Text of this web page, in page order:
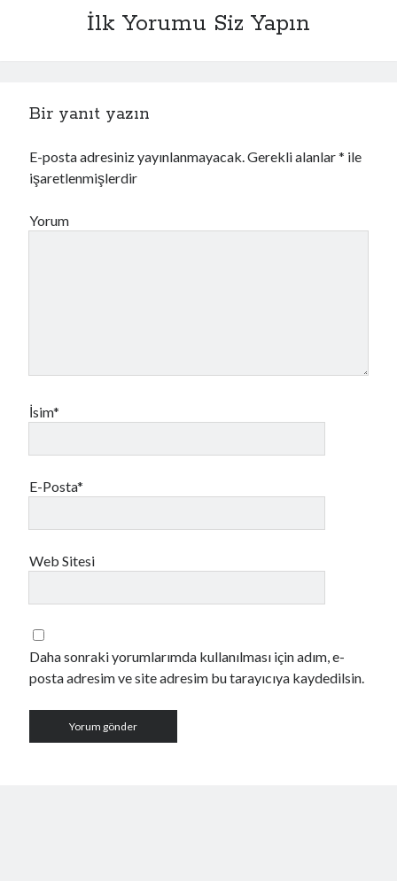
İlk Yorumu Siz Yapın
Bir yanıt yazın
E-posta adresiniz yayınlanmayacak.Gerekli alanlar* ile
işaretlenmişlerdir
Yorum
İsim*
E-Posta*
Web Sitesi
Daha sonraki yorumlarımda kullanılması için adım, e-
posta adresim ve site adresim bu tarayıcıya kaydedilsin.